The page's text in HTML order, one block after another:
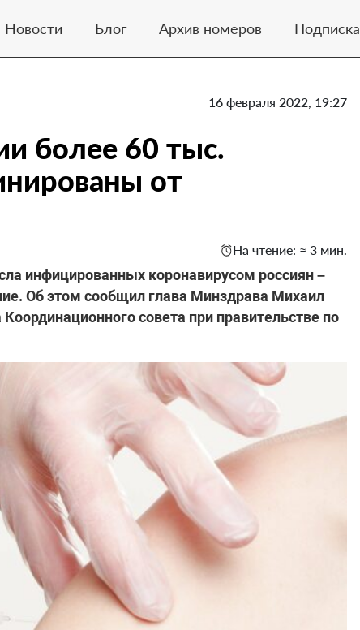
Новости Блог Архив номеров Подписка
16 февраля 2022, 19:27
более 60 тыс.
от
На чтение: ≈ 3 мин.
инфицированных коронавирусом россиян –
Об этом сообщил глава Минздрава Михаил
совета при правительстве по